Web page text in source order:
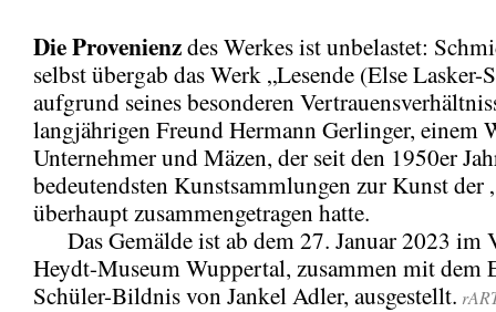
Die Provenienzdes Werkes ist unbelastet:
selbst übergab das Werk „Lesende (Else Lasker-
aufgrund seines besonderen
langjährigen Freund Hermann Gerlinger, einem
Unternehmer und Mäzen, der seit den 1950er
bedeutendsten Kunstsammlungen zur Kunst der
überhaupt zusammengetragen hatte.
Das Gemälde ist ab dem 27. Januar 2023 im
Heydt-Museum Wuppertal, zusammen mit dem
Schüler-Bildnis von Jankel Adler, ausgestellt.